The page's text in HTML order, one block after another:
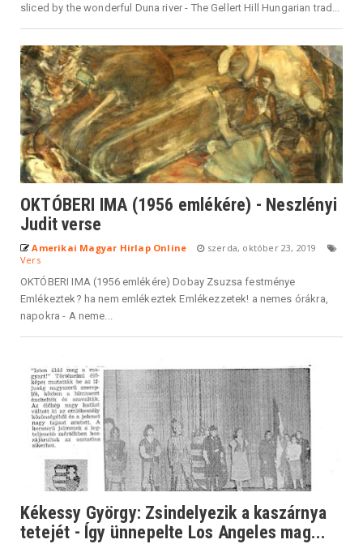
sliced by the wonderful Duna river - The Gellert Hill Hungarian trad...
OKTÓBERI IMA (1956 emlékére) - Neszlényi
Judit verse
Amerikai Magyar Hirlap Online
szerda, október 23, 2019
Vers
OKTÓBERI IMA (1956 emlékére) Dobay Zsuzsa festménye
Emlékeztek? ha nem emlékeztek Emlékezzetek! a nemes órákra,
napokra - A neme...
Kékessy György: Zsindelyezik a kaszárnya
tetejét - Így ünnepelte Los Angeles mag...